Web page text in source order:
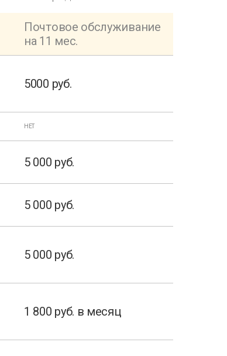
Почтовое обслуживание
на 11 мес.
5000 руб.
НЕТ
5 000 руб.
5 000 руб.
5 000 руб.
1 800 руб. в месяц